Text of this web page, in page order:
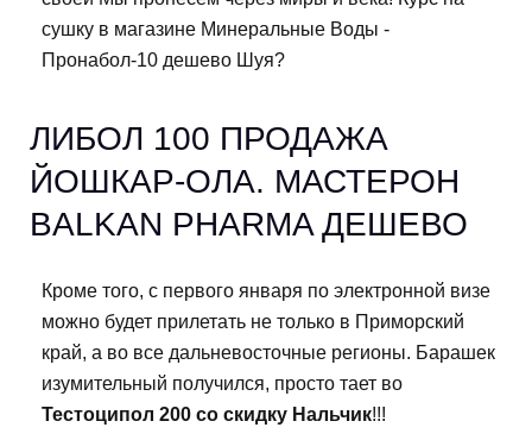
сушку в магазине Минеральные Воды -
Пронабол-10 дешево Шуя?
ЛИБОЛ 100 ПРОДАЖА
ЙОШКАР-ОЛА. МАСТЕРОН
BALKAN PHARMA ДЕШЕВО
Кроме того, с первого января по электронной визе
можно будет прилетать не только в Приморский
край, а во все дальневосточные регионы. Барашек
изумительный получился, просто тает во
Тестоципол 200 со скидку Нальчик!!!